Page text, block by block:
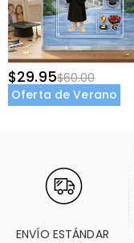
$29.95$60.00
Oferta de Verano
ENVÍO ESTÁNDAR